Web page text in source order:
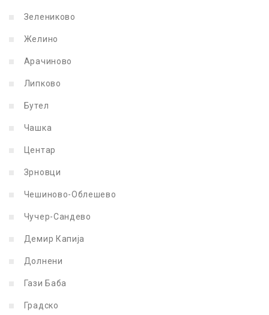
Зелениково
Желино
Арачиново
Липково
Бутел
Чашка
Центар
Зрновци
Чешиново-Облешево
Чучер-Сандево
Демир Капија
Долнени
Гази Баба
Градско